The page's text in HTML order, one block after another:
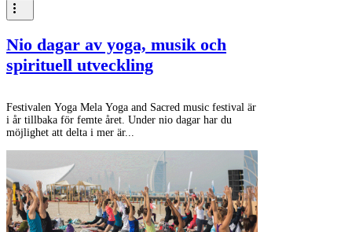
Nio dagar av yoga, musik och
spirituell utveckling
Festivalen Yoga Mela Yoga and Sacred music festival är
i år tillbaka för femte året. Under nio dagar har du
möjlighet att delta i mer är...